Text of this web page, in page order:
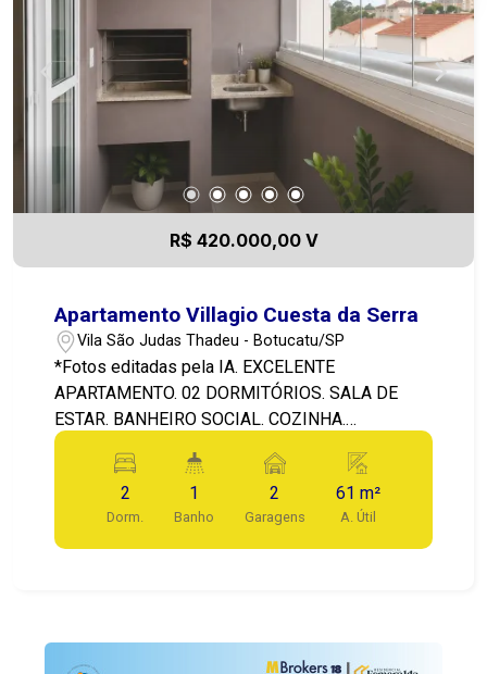
R$ 420.000,00 V
Apartamento Villagio Cuesta da Serra
Vila São Judas Thadeu - Botucatu/SP
*Fotos editadas pela IA. EXCELENTE
APARTAMENTO. 02 DORMITÓRIOS. SALA DE
ESTAR. BANHEIRO SOCIAL. COZINHA.
LAVANDERIA. 2 VAGAS DE GARAGEM.
CONDOMÍNIO COM PORTARIA. ELEVADOR.
SALÃO DE FESTAS. PLAYGROUND. PORTÃO
AUTOMÁTICO E INTERFONE.
2
Dorm.
1
Banho
2
Garagens
61 m²
A. Útil